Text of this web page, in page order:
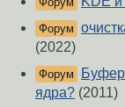
Форум
(2022)
Форум
ядра? (2011)